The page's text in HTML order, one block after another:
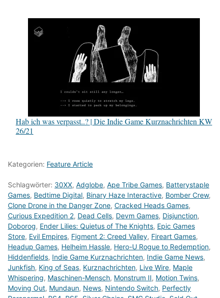
Hab ich was verpasst..? | Die Indie Game Kurznachrichten KW
26/21
Kategorien: Feature Article
Schlagwörter: 30XX, Adglobe, Ape Tribe Games, Batterystaple
Games, Bedtime Digital, Binary Haze Interactive, Bomber Crew,
Clone Drone in the Danger Zone, Cracked Heads Games,
Curious Expedition 2, Dead Cells, Devm Games, Disjunction,
Doborog, Ender Lilies: Quietus of The Knights, Epic Games
Store, Evil Empires, Figment 2: Creed Valley, Fireart Games,
Headup Games, Helheim Hassle, Hero-U Rogue to Redemption,
Hiddenfields, Indie Game Kurznachrichten, Indie Game News,
Junkfish, King of Seas, Kurznachrichten, Live Wire, Maple
Whispering, Maschinen-Mensch, Monstrum II, Motion Twins,
Moving Out, Mundaun, News, Nintendo Switch, Perfectly